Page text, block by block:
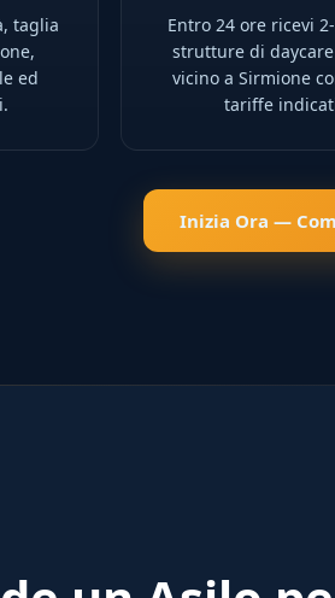
taglia
ed
Entro 24 ore ricevi
strutture di
vicino a Sirmione
tariffe
Inizia Ora —